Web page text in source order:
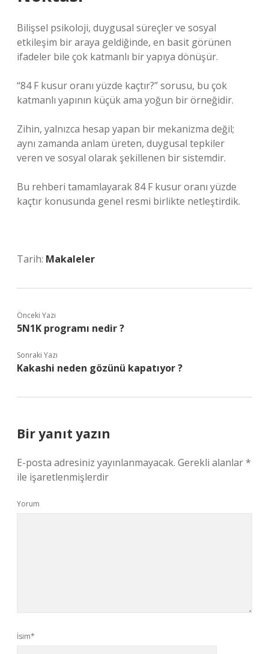
Bilişsel psikoloji, duygusal süreçler ve sosyal
etkileşim bir araya geldiğinde, en basit görünen
ifadeler bile çok katmanlı bir yapıya dönüşür.
“84 F kusur oranı yüzde kaçtır?” sorusu, bu çok
katmanlı yapının küçük ama yoğun bir örneğidir.
Zihin, yalnızca hesap yapan bir mekanizma değil;
aynı zamanda anlam üreten, duygusal tepkiler
veren ve sosyal olarak şekillenen bir sistemdir.
Bu rehberi tamamlayarak 84 F kusur oranı yüzde
kaçtır konusunda genel resmi birlikte netleştirdik.
Tarih: Makaleler
Önceki Yazı
5N1K programı nedir ?
Sonraki Yazı
Kakashi neden gözünü kapatıyor ?
Bir yanıt yazın
E-posta adresiniz yayınlanmayacak. Gerekli alanlar*
ile işaretlenmişlerdir
Yorum
İsim*